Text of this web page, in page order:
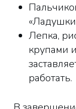
Лепка,
крупами
работать.